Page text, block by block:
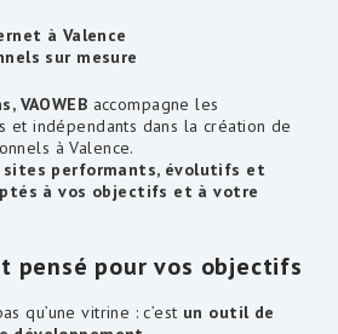
à Valence
sur mesure
VAOWEB accompagne les
et indépendants dans la création de
à Valence.
sites performants, évolutifs et
à vos objectifs et à votre
pensé pour vos objectifs
qu’une vitrine : c’est un outil de